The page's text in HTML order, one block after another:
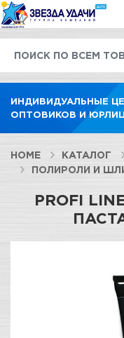
ИНДИВИДУАЛЬНЫЕ
ОПТОВИКОВ И
HOME КАТАЛОГ
ПОЛИРОЛИ И
PROFI